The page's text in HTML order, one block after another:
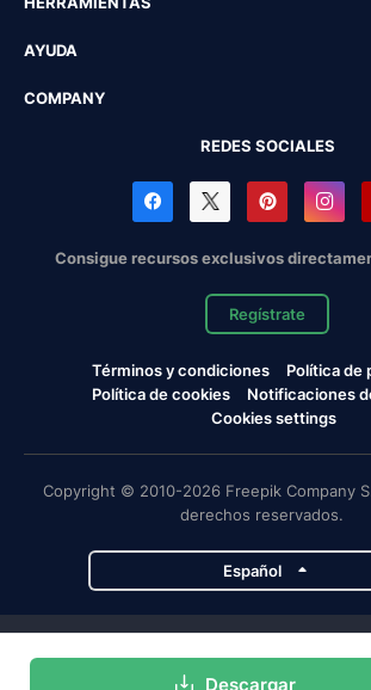
Descargar
AYUDA
COMPANY
REDES SOCIALES
Consigue recursos exclusivos
Regístrate
Términos y condiciones
Política de
Política de cookies
Notificaciones
Cookies settings
Copyright © 2010-2026 Freepik Company
derechos reservados.
Español